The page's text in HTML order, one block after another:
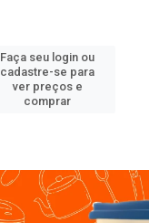
Faça seu login ou
cadastre-se para
ver preços e
comprar